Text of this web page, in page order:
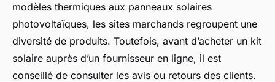
modèles thermiques aux panneaux solaires
photovoltaïques, les sites marchands regroupent une
diversité de produits. Toutefois, avant d’acheter un kit
solaire auprès d’un fournisseur en ligne, il est
conseillé de consulter les avis ou retours des clients.